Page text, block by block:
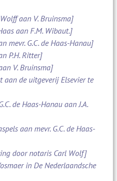
aan V. Bruinsma]
aan F.M. Wibaut.]
mevr. G.C. de Haas-Hanau]
P.H. Ritter]
V. Bruinsma]
aan de uitgeverij Elsevier te
de Haas-Hanau aan J.A.
aan mevr. G.C. de Haas-
door notaris Carl Wolf]
in De Nederlaandsche